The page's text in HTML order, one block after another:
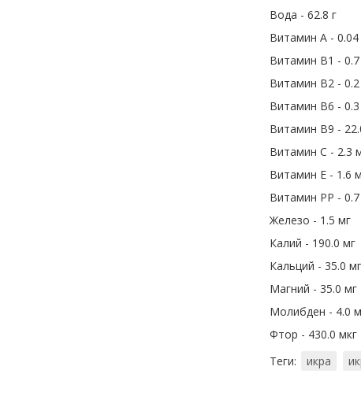
Вода - 62.8 г
Витамин A -
Витамин B1 -
Витамин B2 -
Витамин B6 -
Витамин B9 -
Витамин C - 2.3
Витамин E - 1.6
Витамин PP -
Железо - 1.5 мг
Калий - 190.0 мг
Кальций - 35.0 мг
Магний - 35.0 мг
Молибден - 4.0
Фтор - 430.0 мкг
Теги:
икра